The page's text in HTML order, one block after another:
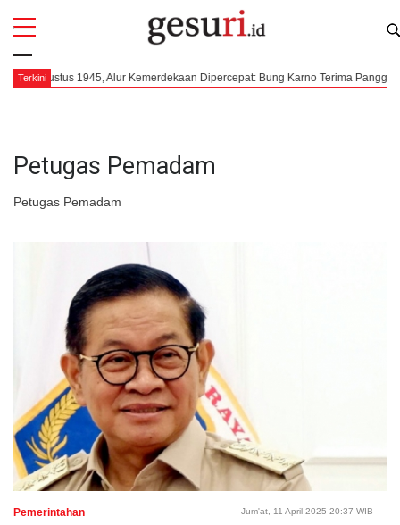
Terkini1945, Alur Kemerdekaan Dipercepat: Bung Karno Terima Panggilan
Petugas Pemadam
Petugas Pemadam
All
Pemerintahan Jum'at, 11 April 2025 20:37 WIB